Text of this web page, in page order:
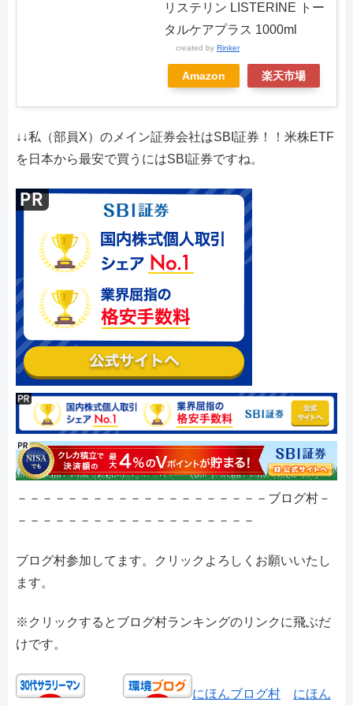
リステリン LISTERINE トー
タルケアプラス 1000ml
created by Rinker
Amazon 楽天市場
↓↓私（部員X）のメイン証券会社はSBI証券！！米株ETF
を日本から最安で買うにはSBI証券ですね。
－－－－－－－－－－－－－－－－－－－－ブログ村－
－－－－－－－－－－－－－－－－－－－
ブログ村参加してます。クリックよろしくお願いいたし
ます。
※クリックするとブログ村ランキングのリンクに飛ぶだ
けです。
にほんブログ村 にほん